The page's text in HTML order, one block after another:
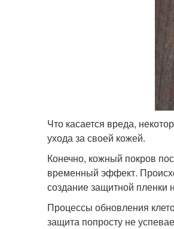
Что касается вреда,
ухода за своей кожей.
Конечно, кожный покров
временный эффект.
создание защитной пленки
Процессы обновления
защита попросту не